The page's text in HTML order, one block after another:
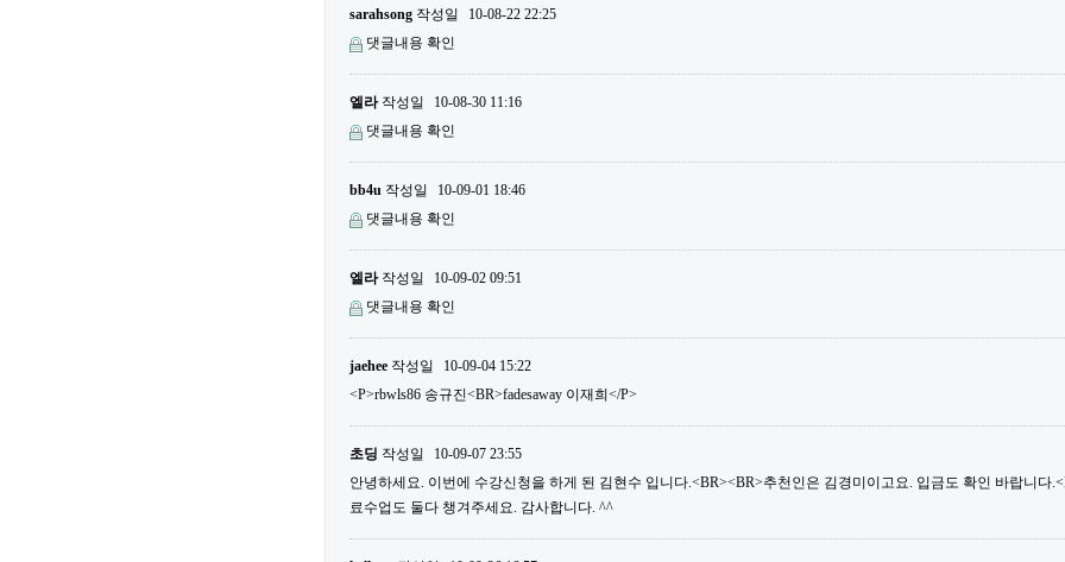
sarahsong 작성일
10-08-22 22:25
댓글내용 확인
엘라작성일
10-08-30 11:16
댓글내용 확인
bb4u 작성일
10-09-01 18:46
댓글내용 확인
엘라작성일
10-09-02 09:51
댓글내용 확인
jaehee 작성일
10-09-04 15:22
<P>rbwls86 송규진<BR>fadesaway 이재희</P>
초딩 작성일
10-09-07 23:55
안녕하세요. 이번에 수강신청을 하게 된 김현수 입니다.<BR><BR>추천인은 김경미이고요. 입금도 확인 바랍니다
료수업도 둘다 챙겨주세요. 감사합니다. ^^